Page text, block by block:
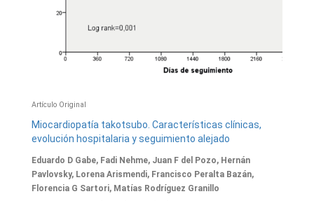
Artículo Original
Miocardiopatía takotsubo. Características clínicas,
evolución hospitalaria y seguimiento alejado
Eduardo D Gabe, Fadi Nehme, Juan F del Pozo, Hernán
Pavlovsky, Lorena Arismendi, Francisco Peralta Bazán,
Florencia G Sartori, Matías Rodríguez Granillo